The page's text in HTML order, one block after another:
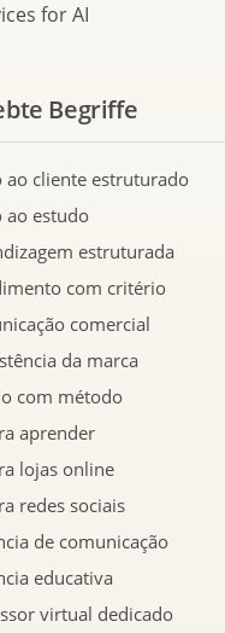
for AI
Begriffe
ao cliente estruturado
ao estudo
estruturada
com critério
comercial
da marca
com método
aprender
lojas online
redes sociais
de comunicação
educativa
virtual dedicado